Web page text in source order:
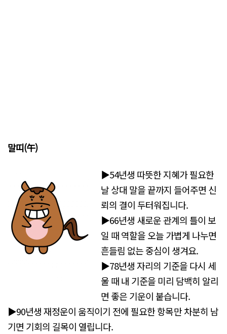
말띠(午)
▶54년생 따뜻한 지혜가 필요한
날 상대 말을 끝까지 들어주면 신
뢰의 결이 두터워집니다.
▶66년생 새로운 관계의 틀이 보
일 때 역할을 오늘 가볍게 나누면
흔들림 없는 중심이 생겨요.
▶78년생 자리의 기준을 다시 세
울 때 내 기준을 미리 담백히 알리
면 좋은 기운이 붙습니다.
▶90년생 재정운이 움직이기 전에 필요한 항목만 차분히 남
기면 기회의 길목이 열립니다.